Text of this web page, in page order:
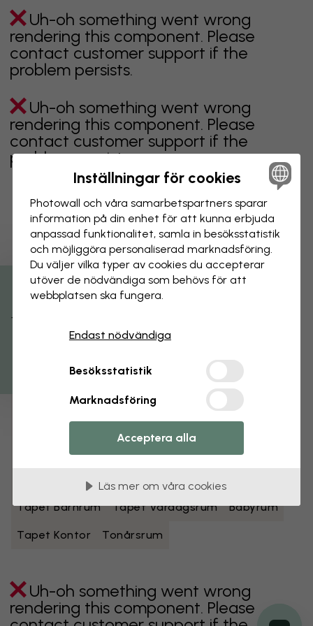
Uh-oh something went wrong
rendering this component. Please
contact customer support if the
problem persists.
Uh-oh something went wrong
rendering this component. Please
contact customer support if the
problem persists.
Visar sidan 1 av 3 sidor
Utforska fler kategorier
Svartvita tapeter Blå tapeter
Gröna tapeter Grå tapeter
Flerfärgade tapeter Oranga tapeter
Rosa tapeter Lila tapeter Röda tapeter
Turkosa tapeter Gula tapeter
Tapet Sovrum Matsal
Tapet Barnrum Tapet Vardagsrum Babyrum
Tapet Kontor Tonårsrum
Uh-oh something went wrong
rendering this component. Please
Få 15% rabatt
Inställningar för cookies
Photowall och våra samarbets­partners sparar
information på din enhet för att kunna erbjuda
anpassad funktionalitet, samla in besöks­statistik
och möjliggöra personaliserad marknads­föring.
Du väljer vilka typer av cookies du accepterar
utöver de nödvändiga som behövs för att
webbplatsen ska fungera.
Endast nödvändiga
Besöksstatistik
Marknadsföring
Acceptera alla
Läs mer om våra cookies